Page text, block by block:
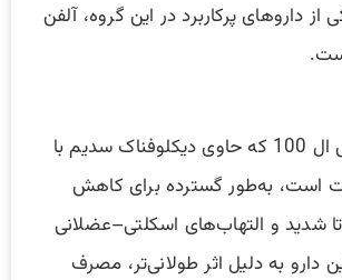
از داروهای پرکاربرد در این گروه، آلفن
قرص آلفن ایکس ال 100 که حاوی دیکلوفناک سدیم با
است، به‌طور گسترده برای کاهش
شدید و التهاب‌های اسکلتی–عضلانی
دارو به دلیل اثر طولانی‌تر، مصرف